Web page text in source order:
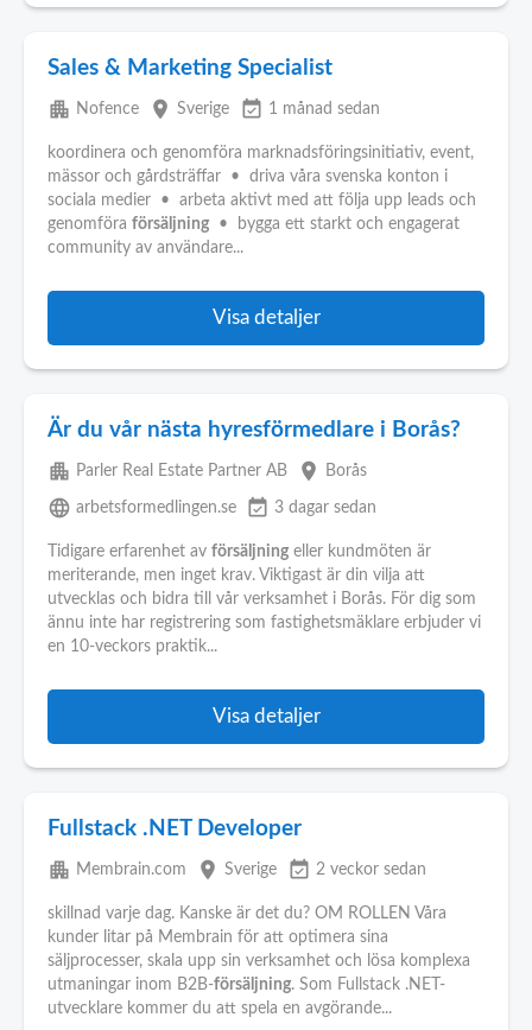
Sales & Marketing Specialist
apartment Nofence place Sverige event_available 1 månad sedan
koordinera och genomföra marknadsföringsinitiativ, event,
mässor och gårdsträffar • driva våra svenska konton i
sociala medier • arbeta aktivt med att följa upp leads och
genomföra försäljning • bygga ett starkt och engagerat
community av användare...
Visa detaljer
Är du vår nästa hyresförmedlare i Borås?
apartment Parler Real Estate Partner AB place Borås
language arbetsformedlingen.se event_available 3 dagar sedan
Tidigare erfarenhet av försäljning eller kundmöten är
meriterande, men inget krav. Viktigast är din vilja att
utvecklas och bidra till vår verksamhet i Borås. För dig som
ännu inte har registrering som fastighetsmäklare erbjuder vi
en 10-veckors praktik...
Visa detaljer
Fullstack .NET Developer
apartment Membrain.com place Sverige event_available 2 veckor sedan
skillnad varje dag. Kanske är det du? OM ROLLEN Våra
kunder litar på Membrain för att optimera sina
säljprocesser, skala upp sin verksamhet och lösa komplexa
utmaningar inom B2B-försäljning. Som Fullstack .NET-
utvecklare kommer du att spela en avgörande...